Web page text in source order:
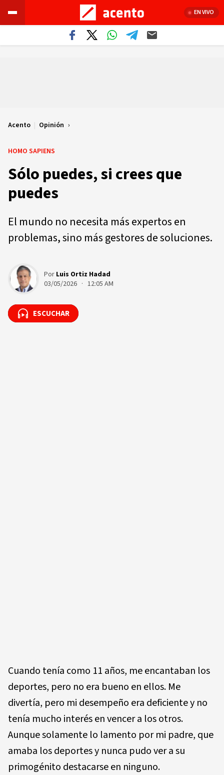
EN VIVO
Acento | Opinión
HOMO SAPIENS
Sólo puedes, si crees que
puedes
El mundo no necesita más expertos en
problemas, sino más gestores de soluciones.
Por Luis Ortiz Hadad
03/05/2026 · 12:05 AM
ESCUCHAR
ESCUCHAR
Cuando tenía como 11 años, me encantaban los
deportes, pero no era bueno en ellos. Me
divertía, pero mi desempeño era deficiente y no
tenía mucho interés en vencer a los otros.
Aunque solamente lo lamento por mi padre, que
amaba los deportes y nunca pudo ver a su
primogénito destacarse en ninguno.